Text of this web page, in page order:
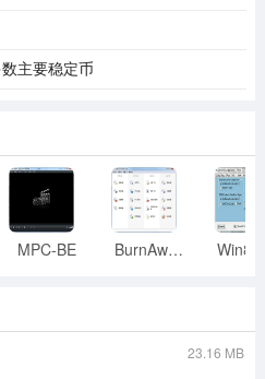
量的开源资源任你发挥
发布时会开放）
主要稳定币
MPC-BE BurnAware
23.16 MB